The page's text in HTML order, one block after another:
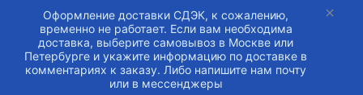
Оформление доставки СДЭК, к сожалению,
временно не работает. Если вам необходима
доставка, выберите самовывоз в Москве или
Петербурге и укажите информацию по доставке в
комментариях к заказу. Либо напишите нам почту
или в мессенджеры